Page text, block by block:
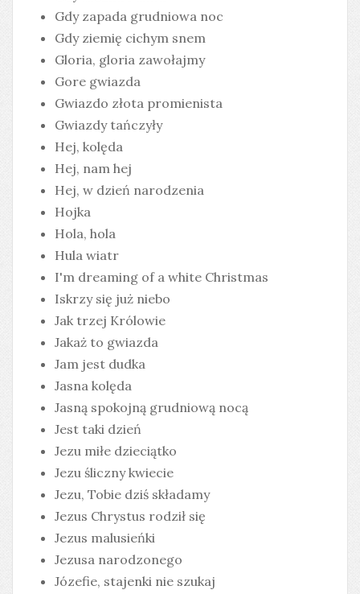
Gdy zapada grudniowa noc
Gdy ziemię cichym snem
Gloria, gloria zawołajmy
Gore gwiazda
Gwiazdo złota promienista
Gwiazdy tańczyły
Hej, kolęda
Hej, nam hej
Hej, w dzień narodzenia
Hojka
Hola, hola
Hula wiatr
I'm dreaming of a white Christmas
Iskrzy się już niebo
Jak trzej Królowie
Jakaż to gwiazda
Jam jest dudka
Jasna kolęda
Jasną spokojną grudniową nocą
Jest taki dzień
Jezu miłe dzieciątko
Jezu śliczny kwiecie
Jezu, Tobie dziś składamy
Jezus Chrystus rodził się
Jezus malusieńki
Jezusa narodzonego
Józefie, stajenki nie szukaj